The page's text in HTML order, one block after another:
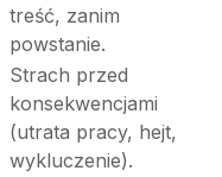
treść, zanim
powstanie.
Strach przed
konsekwencjami
(utrata pracy, hejt,
wykluczenie).